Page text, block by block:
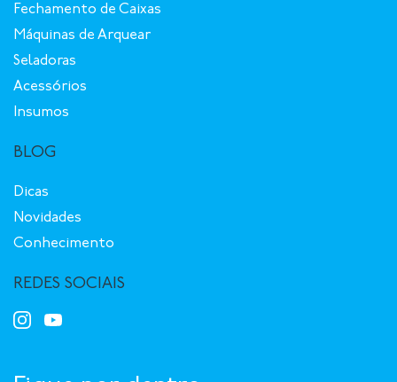
Fechamento de Caixas
Máquinas de Arquear
Seladoras
Acessórios
Insumos
BLOG
Dicas
Novidades
Conhecimento
REDES SOCIAIS